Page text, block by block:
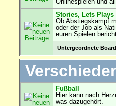
Onlinespielen und
Stories, Lets Plays
Ob Abstiegskampf
oder der Job als
euren Spielen
Untergeordnete
Fußball
Hier kann nach
was dazugehört.